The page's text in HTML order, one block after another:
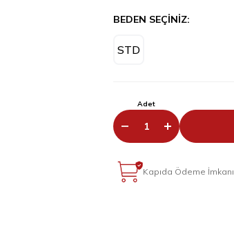
BEDEN SEÇİNİZ:
STD
Adet
Kapıda Ödeme İmkanı